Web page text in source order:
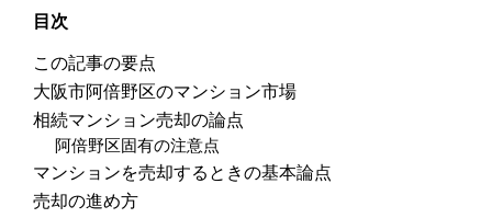
目次
この記事の要点
大阪市阿倍野区のマンション市場
相続マンション売却の論点
阿倍野区固有の注意点
マンションを売却するときの基本論点
売却の進め方